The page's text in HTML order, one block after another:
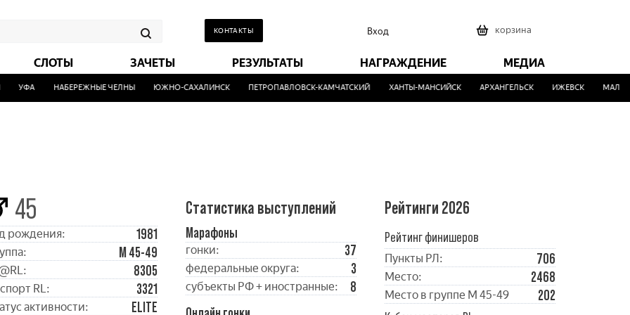
КОНТАКТЫ Вход корзина
СЛОТЫ ЗАЧЕТЫ РЕЗУЛЬТАТЫ НАГРАЖДЕНИЕ МЕДИА
УФА НАБЕРЕЖНЫЕ ЧЕЛНЫ ЮЖНО-САХАЛИНСК ПЕТРОПАВЛОВСК-КАМЧАТСКИЙ ХАНТЫ-МАНСИЙСК АРХАНГЕЛЬСК ИЖЕВСК
45
рождения: 1981
М 45-49
8305
RL: 3321
активности: ELITE
Статистика выступлений
Марафоны
гонки: 37
федеральные округа: 3
субъекты РФ + иностранные:
8
Рейтинги 2026
Рейтинг финишеров
Пункты РЛ: 706
Место: 2468
Место в группе М 45-49
202